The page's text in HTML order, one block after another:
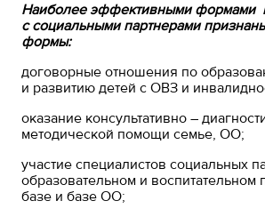
Наиболее эффективными формами
с социальными партнерами
формы:
договорные отношения по
и развитию детей с ОВЗ и
оказание консультативно –
методической помощи семье, ОО;
участие специалистов социальных
образовательном и воспитательном
базе и базе ОО;